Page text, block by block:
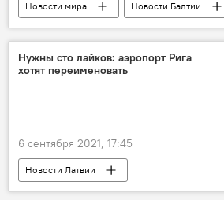
Новости мира
Новости Балтии
Беженцы в Латвии и ЕС
Латвия
Нужны сто лайков: аэропорт Рига
хотят переименовать
6 сентября 2021, 17:45
Новости Латвии
Международный аэропорт Рига